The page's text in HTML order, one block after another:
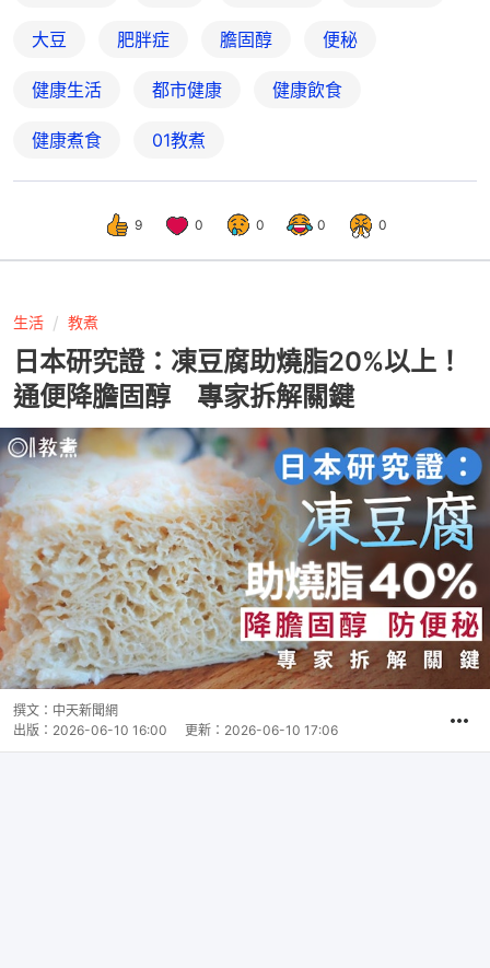
大豆 肥胖症 膽固醇 便秘
健康生活 都市健康 健康飲食
健康煮食 01教煮
9 0 0 0 0
生活 教煮
日本研究證：凍豆腐助燒脂20%以上！
通便降膽固醇 專家拆解關鍵
撰文： 中天新聞網
出版： 2026-06-10 16:00 更新： 2026-06-10 17:06